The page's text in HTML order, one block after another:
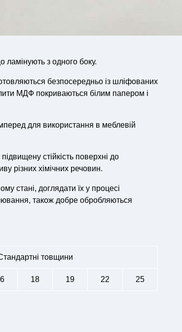
з одного боку.
безпосередньо із шліфованих
МДФ покриваються білим папером і
для використання в меблевій
стійкість поверхні до
різних хімічних речовин.
стані, доглядати їх у процесі
також добре обробляються
товщини
18 19 22 25